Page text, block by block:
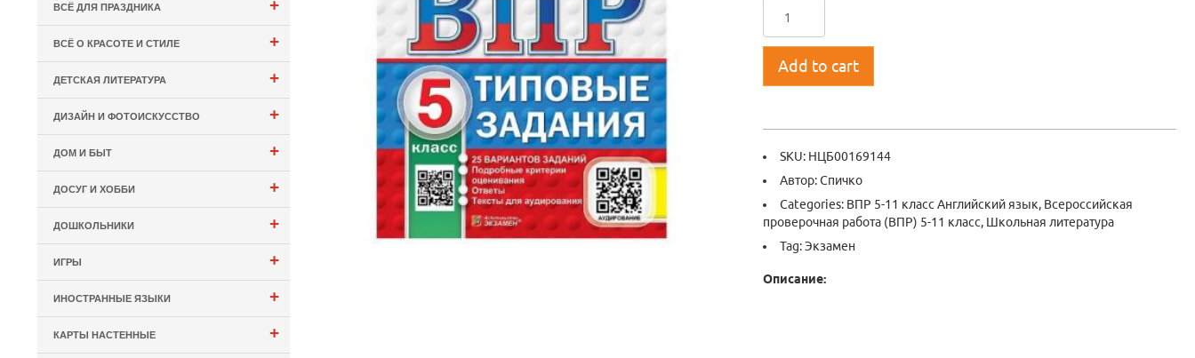
Add to cart
SKU: НЦБ00169144
Автор:Спичко
Categories: ВПР 5-11 класс Английский язык, Всероссийская
проверочная работа (ВПР) 5-11 класс, Школьная литература
Tag:Экзамен
Описание:
+
ВСЁ ДЛЯ ПРАЗДНИКА
+
ВСЁ О КРАСОТЕ И СТИЛЕ
+
ДЕТСКАЯ ЛИТЕРАТУРА
+
ДИЗАЙН И ФОТОИСКУССТВО
+
ДОМ И БЫТ
+
ДОСУГ И ХОББИ
+
ДОШКОЛЬНИКИ
+
ИГРЫ
+
ИНОСТРАННЫЕ ЯЗЫКИ
+
КАРТЫ НАСТЕННЫЕ